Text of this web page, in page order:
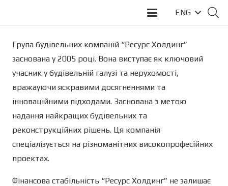
ENG
Група будівельних компаній “Ресурс Холдинг”
заснована у 2005 році. Вона виступає як ключовий
учасник у будівельній галузі та нерухомості,
вражауючи яскравими досягненнями та
інноваційними підходами. Заснована з метою
надання найкращих будівельних та
реконструкційних рішень. Ця компанія
спеціалізується на різноманітних високопрофесійних
проектах.
Фінансова стабільність “Ресурс Холдинг” не залишає